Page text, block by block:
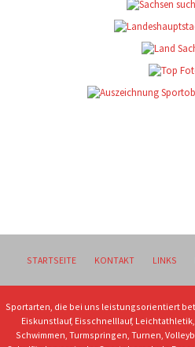
STARTSEITE KONTAKT LINKS
Sportarten, die bei uns leistungsorientiert
Eiskunstlauf, Eisschnelllauf,
Schwimmen, Turmspringen, Turnen,